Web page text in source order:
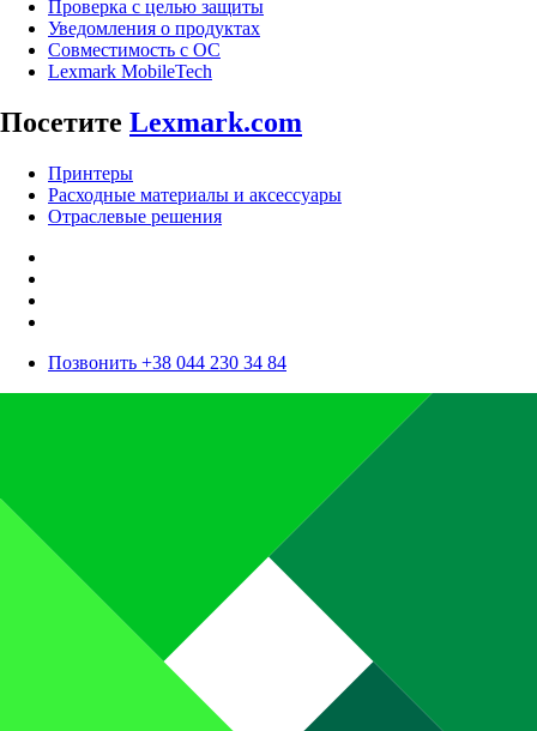
Проверка с целью защиты
Уведомления о продуктах
Совместимость с ОС
Lexmark MobileTech
Посетите Lexmark.com
Принтеры
Расходные материалы и аксессуары
Отраслевые решения
Позвонить +38 044 230 34 84